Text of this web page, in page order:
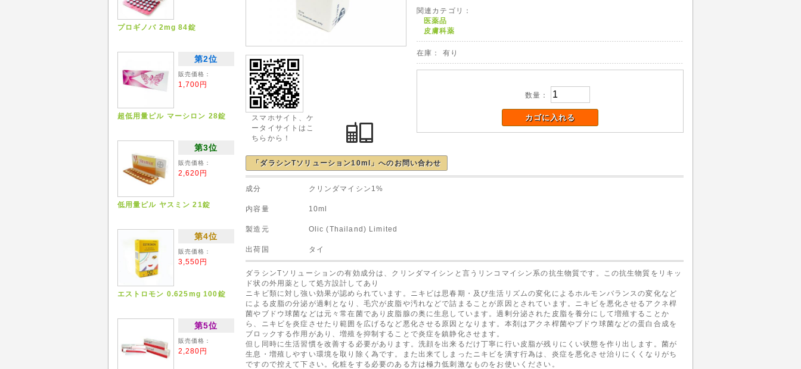
スマホサイト、ケ
ータイサイトはこ
ちらから！
関連カテゴリ：
医薬品
皮膚科薬
在庫： 有り
数量：
カゴに入れる
「ダラシンTソリューション10ml」へのお問い合わせ
成分 クリンダマイシン1%
内容量 10ml
製造元 Olic (Thailand) Limited
出荷国 タイ
ダラシンTソリューションの有効成分は、クリンダマイシンと言うリンコマイシン系の抗生物質です。この抗生物質をリキッ
ド状の外用薬として処方設計してあり
ニキビ類に対し強い効果が認められています。ニキビは思春期・及び生活リズムの変化によるホルモンバランスの変化など
による皮脂の分泌が過剰となり、毛穴が皮脂や汚れなどで詰まることが原因とされています。ニキビを悪化させるアクネ桿
菌やブドウ球菌などは元々常在菌であり皮脂腺の奥に生息しています。過剰分泌された皮脂を養分にして増殖することか
ら、ニキビを炎症させたり範囲を広げるなど悪化させる原因となります。本剤はアクネ桿菌やブドウ球菌などの蛋白合成を
ブロックする作用があり、増殖を抑制することで炎症を鎮静化させます。
但し同時に生活習慣を改善する必要があります。洗顔を出来るだけ丁寧に行い皮脂が残りにくい状態を作り出します。菌が
生息・増殖しやすい環境を取り除く為です。また出来てしまったニキビを潰す行為は、炎症を悪化させ治りにくくなりがち
ですので控えて下さい。化粧をする必要のある方は極力低刺激なものをお使いください。
プロギノバ 2mg 84錠
第2位
販売価格：
1,700円
超低用量ピル マーシロン 28錠
第3位
販売価格：
2,620円
低用量ピル ヤスミン 21錠
第4位
販売価格：
3,550円
エストロモン 0.625mg 100錠
第5位
販売価格：
2,280円